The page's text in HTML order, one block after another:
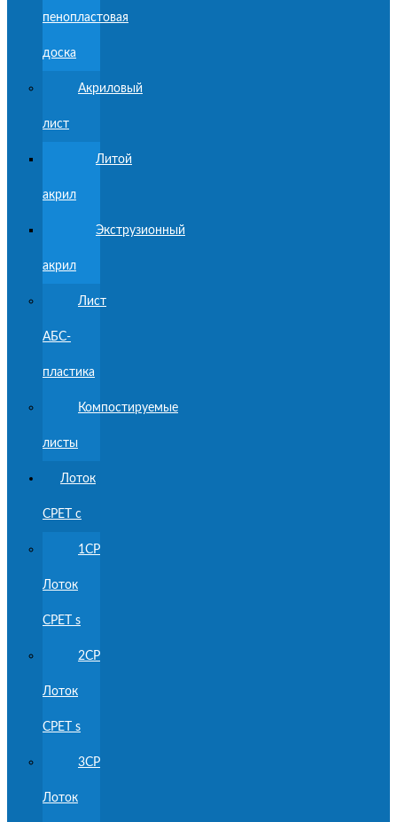
пенопластовая
доска
Акриловый
лист
Литой
акрил
Экструзионный
акрил
Лист
АБС-
пластика
Компостируемые
листы
Лоток
CPET с
1CP
Лоток
CPET s
2CP
Лоток
CPET s
3CP
Лоток